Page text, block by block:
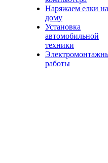
Наряжаем елки на
дому
Установка
автомобильной
техники
работы